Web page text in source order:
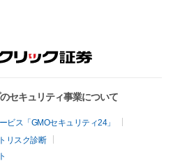
セキュリティ事業について
ビス「GMOセキュリティ24」
リスク診断